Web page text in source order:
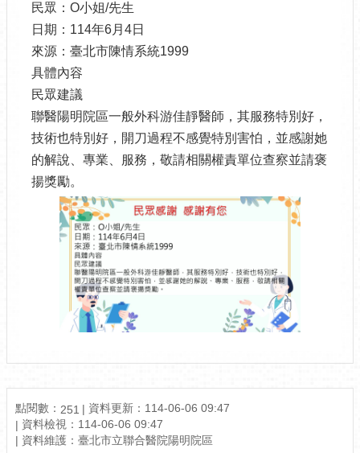
民眾：O小姐/先生
日期：114年6月4日
來源：臺北市陳情系統1999
具體內容
民眾建議
聯醫陽明院區一般外科游佳靜醫師，其服務特別好，
技術也特別好，開刀過程不感覺特別害怕，並感謝她
的解說、專業、服務，敬請相關權責單位查察並請褒
揚獎勵。
點閱數： 251
資料更新：114-06-06 09:47
資料檢視：114-06-06 09:47
資料維護：臺北市立聯合醫院陽明院區